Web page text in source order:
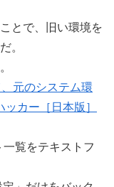
とで、旧い環境を
。
元のシステム環
カー［日本版］
覧をテキストフ